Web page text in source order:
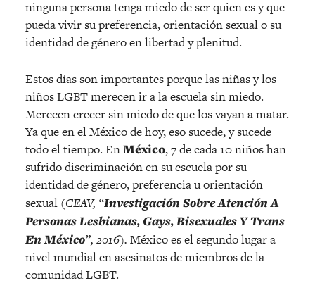
ninguna persona tenga miedo de ser quien es y que
pueda vivir su preferencia, orientación sexual o su
identidad de género en libertad y plenitud.
Estos días son importantes porque las niñas y los
niños LGBT merecen ir a la escuela sin miedo.
Merecen crecer sin miedo de que los vayan a matar.
Ya que en el México de hoy, eso sucede, y sucede
todo el tiempo. EnMéxico, 7 de cada 10 niños han
sufrido discriminación en su escuela por su
identidad de género, preferencia u orientación
sexual (CEAV, “Investigación Sobre Atención A
Personas Lesbianas, Gays, Bisexuales Y Trans
En México”, 2016). México es el segundo lugar a
nivel mundial en asesinatos de miembros de la
comunidad LGBT.